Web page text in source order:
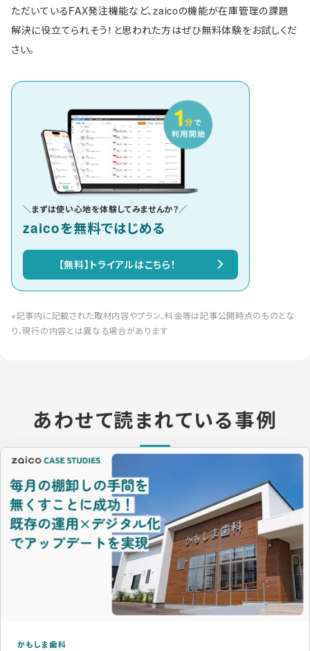
ただいているFAX発注機能など、zaicoの機能が在庫管理の課題
解決に役立てられそう！と思われた方はぜひ無料体験をお試しくだ
さい。
＼まずは使い心地を体験してみませんか？／
zaicoを無料ではじめる
【無料】トライアルはこちら！
※記事内に記載された取材内容やプラン、料金等は記事公開時点のものとな
り、現行の内容とは異なる場合があります
あわせて読まれている事例
かもしま歯科